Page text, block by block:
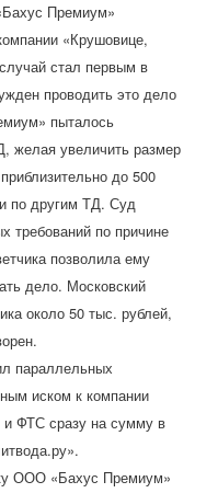
Премиум»
«Крушовице,
стал первым в
проводить это дело
пыталось
желая увеличить размер
до 500
по другим ТД. Суд
требований по причине
позволила ему
дело. Московский
около 50 тыс. рублей,
параллельных
иском к компании
и ФТС сразу на сумму в
ООО «Бахус Премиум»